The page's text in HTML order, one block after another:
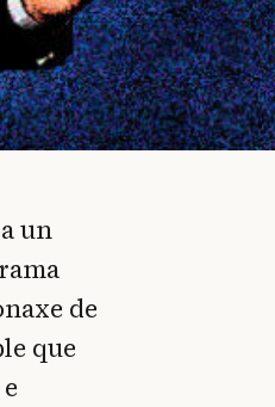
un
de
que